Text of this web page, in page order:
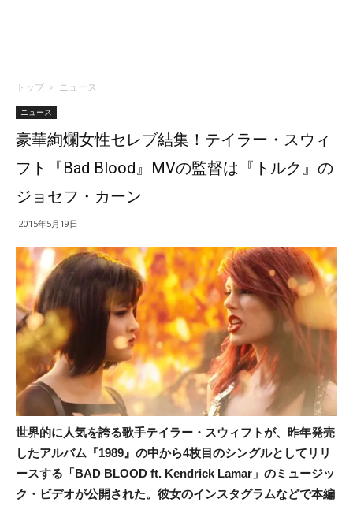
トップ ニュース
ニュース
豪華絢爛女性セレブ結集！テイラー・スウィ
フト『Bad Blood』MVの監督は『トルク』の
ジョセフ・カーン
2015年5月19日
世界的に人気を誇る歌手テイラー・スウィフトが、昨年発売
したアルバム『1989』の中から4枚目のシングルとしてリリ
ースする「BAD BLOOD ft. Kendrick Lamar」のミュージッ
ク・ビデオが公開された。彼女のインスタグラムなどで本編